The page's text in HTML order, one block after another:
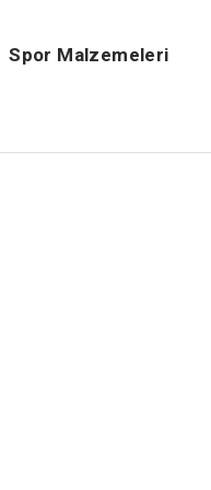
Spor Malzemeleri